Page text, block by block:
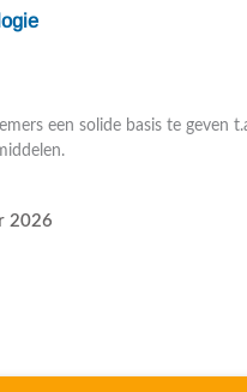
een solide basis te
2026